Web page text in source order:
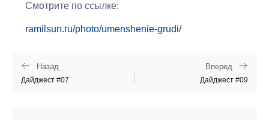
Смотрите по ссылке:
ramilsun.ru/photo/umenshenie-grudi/
Назад
Дайджест #07
Вперед
Дайджест #09